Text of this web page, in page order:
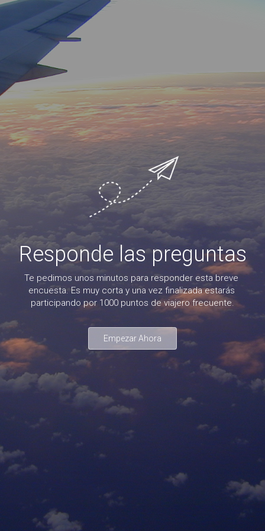
Responde las preguntas
Te pedimos unos minutos para responder esta breve
encuesta. Es muy corta y una vez finalizada estarás
participando por 1000 puntos de viajero frecuente.
Empezar Ahora